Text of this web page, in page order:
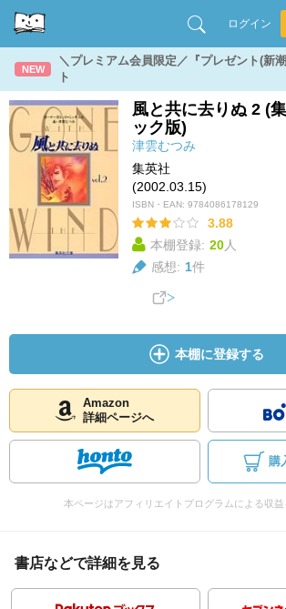
ログイン
NEW
＼プレミアム会員限定／『プレゼント(新
ト
風と共に去りぬ 2 (
ック版)
津雲むつみ
集英社
(2002.03.15)
ISBN・EAN: 9784086178129
3.88
本棚登録: 20人
感想: 1件
本棚に登録する
Amazon
詳細ページへ
購
本ページはアフィリエイトプログラムによる収
書店などで詳細を見る